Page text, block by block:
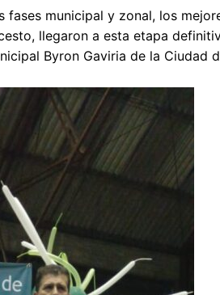
fases municipal y zonal, los
llegaron a esta etapa
Byron Gaviria de la Ciudad